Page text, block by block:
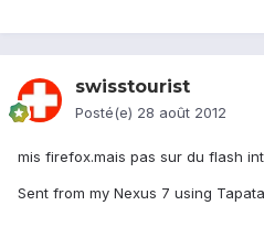
swisstourist
Posté(e) 28 août 2012
mis firefox.mais pas sur du flash
Sent from my Nexus 7 using